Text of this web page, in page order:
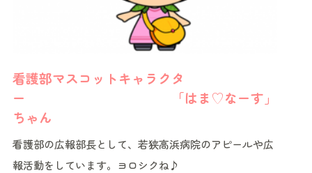
看護部マスコットキャラクタ
ー 「はま♡なーす」
ちゃん
看護部の広報部長として、若狭高浜病院のアピールや広
報活動をしています。ヨロシクね♪